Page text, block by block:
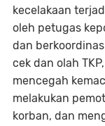
kecelakaan
oleh petugas
dan
cek dan olah
mencegah
melakukan
korban, dan